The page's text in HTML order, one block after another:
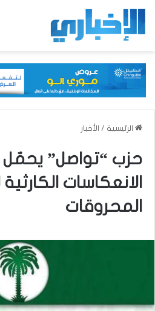
الرئيسية / الأخبار
حزب “تواصل”
الانعكاسات الكارثية
المحروقات